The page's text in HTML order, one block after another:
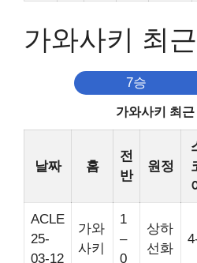
가와사키 최
7승
가와사키 최근
날짜 홈
전
반
원정
ACLE
25-
03-12
가와
사키
1
–
0
상하
선화